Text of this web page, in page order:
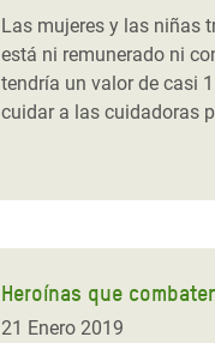
Las mujeres y las niñas
está ni remunerado ni
tendría un valor de casi
cuidar a las cuidadoras
Heroínas que
21 Enero 2019